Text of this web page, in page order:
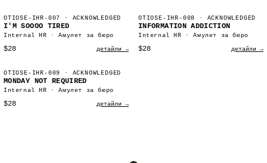
OTIOSE-IHR-007 · ACKNOWLEDGED
I'M SOOOO TIRED
Internal HR · Амулет за бюро
$28 детайли →
OTIOSE-IHR-008 · ACKNOWLEDGED
INFORMATION ADDICTION
Internal HR · Амулет за бюро
$28 детайли →
OTIOSE-IHR-009 · ACKNOWLEDGED
MONDAY NOT REQUIRED
Internal HR · Амулет за бюро
$28 детайли →